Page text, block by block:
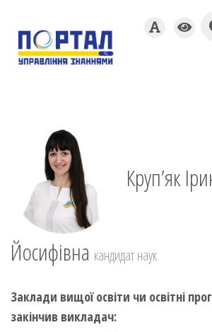
Круп’як
Йосифівна кандидат наук
Заклади вищої освіти чи освітні
закінчив викладач: